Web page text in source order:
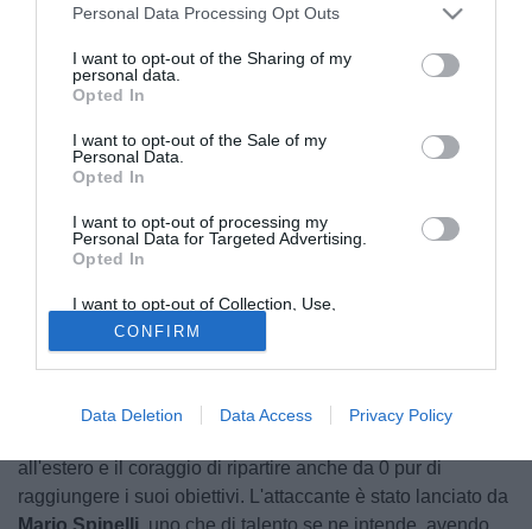
Personal Data Processing Opt Outs
I want to opt-out of the Sharing of my
personal data.
Opted In
I want to opt-out of the Sale of my
Personal Data.
Opted In
I want to opt-out of processing my
Personal Data for Targeted Advertising.
Opted In
I want to opt-out of Collection, Use,
Retention, Sale, and/or Sharing of my
Personal Data that Is Unrelated with the
Purposes for which it was collected.
Opted Out
CONFIRM
Data Deletion Data Access Privacy Policy
© foto di Atletico Acquaviva
I sogni sono stimolanti perché a differenza delle scorciatoie
non concedono una pausa, scelte semplici e sonni
tranquilli. La carriera di Massimo
Durante la sua avventura nel Mondo del calcio si è
all'estero e il coraggio di ripartire anche da 0 pur di
raggiungere i suoi obiettivi. L'attaccante è stato lanciato da